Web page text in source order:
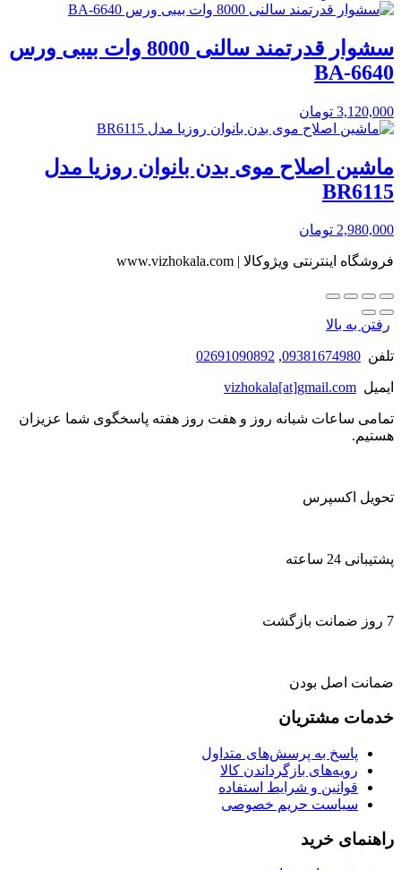
سشوار قدرتمند سالنی 8000 وات بیبی ورس
BA-6640
3,120,000 تومان
ماشین اصلاح موی بدن بانوان روزیا مدل
BR6115
2,980,000 تومان
فروشگاه اینترنتی ویژوکالا | www.vizhokala.com
رفتن به بالا
تلفن 09381674980
,
02691090892
ایمیل vizhokala[at]gmail.com
تمامی ساعات شبانه روز و هفت روز هفته پاسخگوی شما عزیزان
هستیم.
تحویل اکسپرس
پشتیبانی 24 ساعته
7 روز ضمانت بازگشت
ضمانت اصل بودن
خدمات مشتریان
پاسخ به پرسش‌های متداول
رویه‌های بازگرداندن کالا
قوانین و شرایط استفاده
سیاست حریم خصوصی
راهنمای خرید